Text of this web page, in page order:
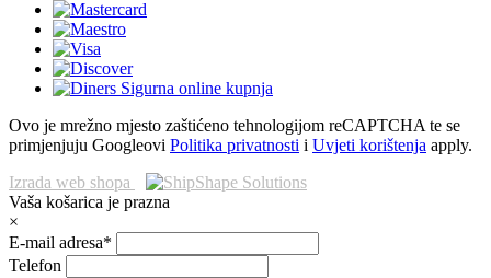
Ovo je mrežno mjesto zaštićeno tehnologijom reCAPTCHA te se
primjenjuju Googleovi Politika privatnosti i Uvjeti korištenja apply.
Izrada web shopa
Vaša košarica je prazna
×
E-mail adresa*
Telefon